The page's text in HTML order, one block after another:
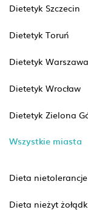
Dietetyk Szczecin
Dietetyk Toruń
Dietetyk Warszawa
Dietetyk Wrocław
Dietetyk Zielona
Wszystkie miasta
Dieta
Dieta nieżyt